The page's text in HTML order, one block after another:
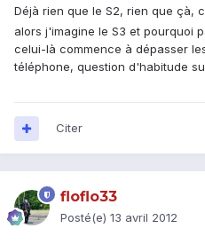
Déjà rien que le S2, rien que çà,
alors j'imagine le S3 et pourquoi
celui-là commence à dépasser
téléphone, question d'habitude
Citer
floflo33
Posté(e) 13 avril 2012